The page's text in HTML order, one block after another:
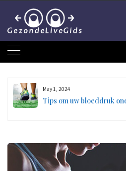
content
May 1, 2024
Tips om uw bloeddruk